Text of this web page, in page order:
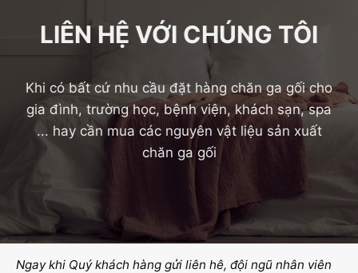
LIÊN HỆ VỚI CHÚNG TÔI
Khi có bất cứ nhu cầu đặt hàng chăn ga gối cho
gia đình, trường học, bệnh viện, khách sạn, spa
... hay cần mua các nguyên vật liệu sản xuất
chăn ga gối
Ngay khi Quý khách hàng gửi liên hê, đội ngũ nhân viên